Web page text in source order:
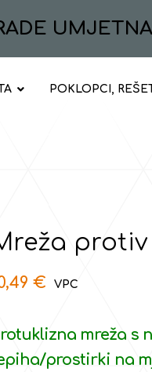
POKLOPCI,
€
mreža s
prostirki na